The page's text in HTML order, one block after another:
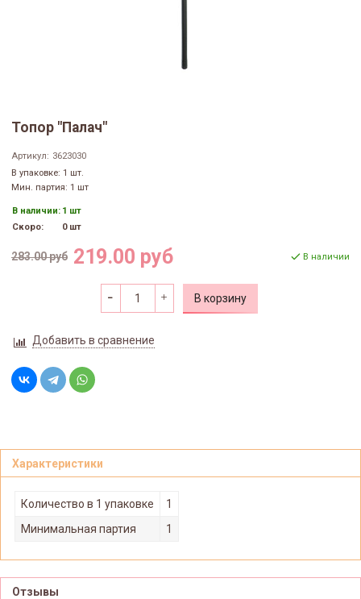
Топор "Палач"
Артикул: 3623030
В упаковке: 1 шт.
Мин. партия: 1 шт
В наличии: 1 шт
Скоро:
0 шт
283.00 руб 219.00 руб В наличии
В корзину
Добавить в сравнение
Характеристики
Количество в 1 упаковке
1
Минимальная партия
1
Отзывы